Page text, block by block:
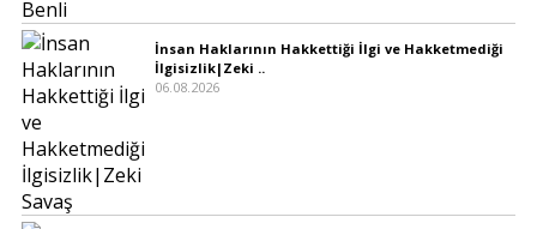
İnsan Haklarının Hakkettiği İlgi ve Hakketmediği
İlgisizlik|Zeki ..
06.08.2026